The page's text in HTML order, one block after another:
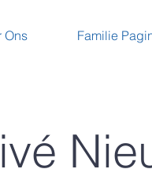
Ons Familie